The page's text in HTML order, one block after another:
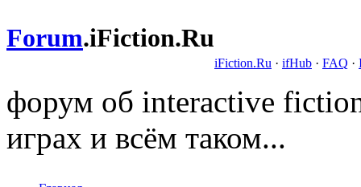
Forum.iFiction.Ru
iFiction.Ru · ifHub · FAQ ·
форум об interactive
играх и всём таком...